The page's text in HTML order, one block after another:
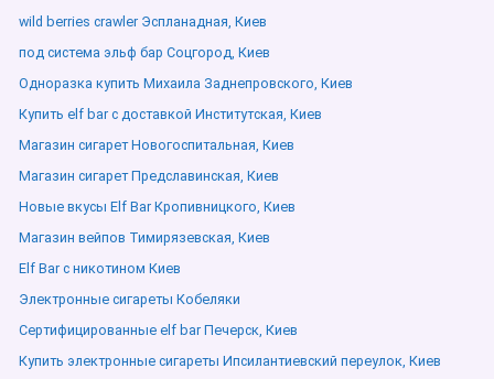
wild berries crawler Эспланадная, Киев
под система эльф бар Соцгород, Киев
Одноразка купить Михаила Заднепровского, Киев
Купить elf bar с доставкой Институтская, Киев
Магазин сигарет Новогоспитальная, Киев
Магазин сигарет Предславинская, Киев
Новые вкусы Elf Bar Кропивницкого, Киев
Магазин вейпов Тимирязевская, Киев
Elf Bar с никотином Киев
Электронные сигареты Кобеляки
Сертифицированные elf bar Печерск, Киев
Купить электронные сигареты Ипсилантиевский переулок, Киев